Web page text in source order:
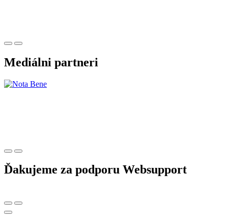
Mediálni partneri
Ďakujeme za podporu Websupport